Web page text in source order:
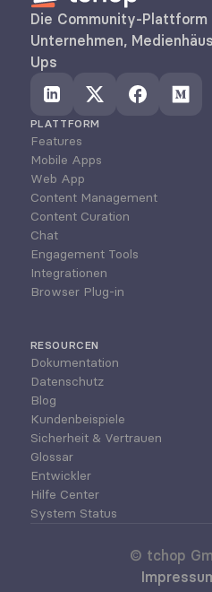
Die Community-Plattform
Unternehmen,
Ups
PLATTFORM
Features
Mobile Apps
Web App
Content Management
Content Curation
Chat
Engagement Tools
Integrationen
Browser Plug-in
RESOURCEN
Dokumentation
Datenschutz
Blog
Kundenbeispiele
Sicherheit & Vertrauen
Glossar
Entwickler
Hilfe Center
System Status
© tchop